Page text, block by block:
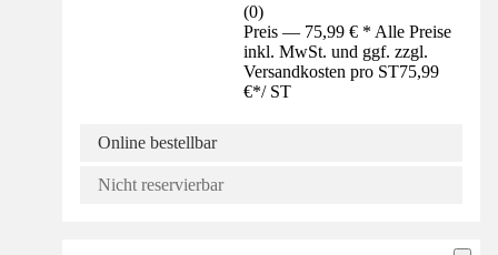
(0)
Preis — 75,99 € * Alle Preise
inkl. MwSt. und ggf. zzgl.
Versandkosten pro ST75,99
€*/ ST
Online bestellbar
Nicht reservierbar